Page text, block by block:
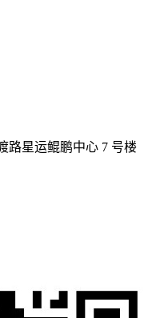
路星运鲲鹏中心 7 号楼